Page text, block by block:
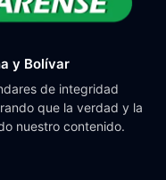
y Bolívar
de integridad
que la verdad y la
nuestro contenido.